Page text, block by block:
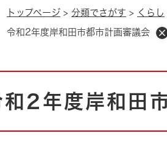
住民票・戸籍
物 救急・消防
上水道・下水道
園
学校 福祉・健
観光
トップページ > 分類でさがす > くらし
令和2年度岸和田市都市計画審議会
和2年度岸和田